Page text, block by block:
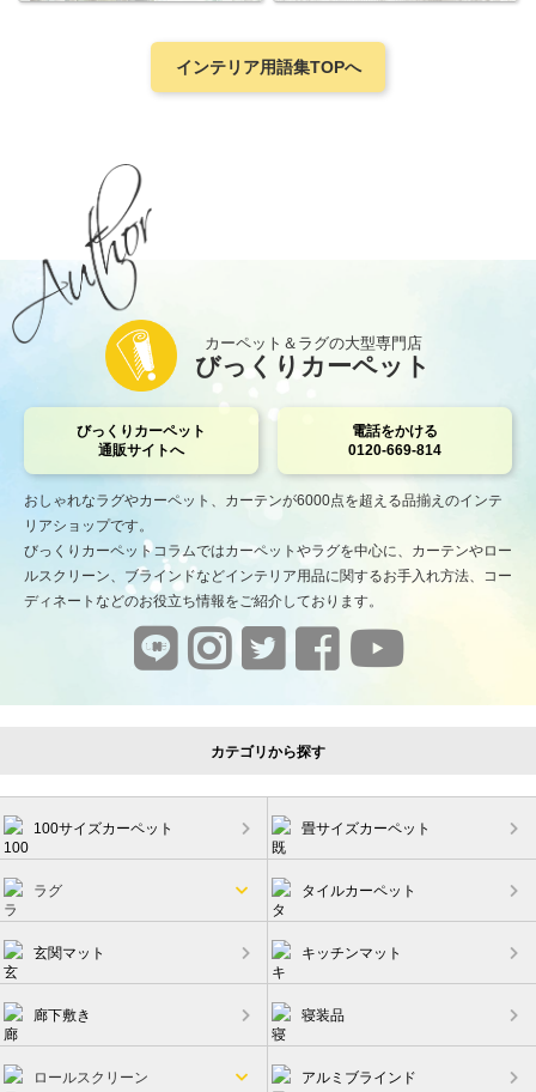
インテリア用語集TOPへ
カーペット＆ラグの大型専門店
びっくりカーペット
びっくりカーペット
通販サイトへ
電話をかける
0120-669-814
おしゃれなラグやカーペット、カーテンが6000点を超える品揃えのインテ
リアショップです。
びっくりカーペットコラムではカーペットやラグを中心に、カーテンやロー
ルスクリーン、ブラインドなどインテリア用品に関するお手入れ方法、コー
ディネートなどのお役立ち情報をご紹介しております。
カテゴリから探す
100サイズカーペット 畳サイズカーペット
ラグ タイルカーペット
玄関マット キッチンマット
廊下敷き 寝装品
ロールスクリーン アルミブラインド